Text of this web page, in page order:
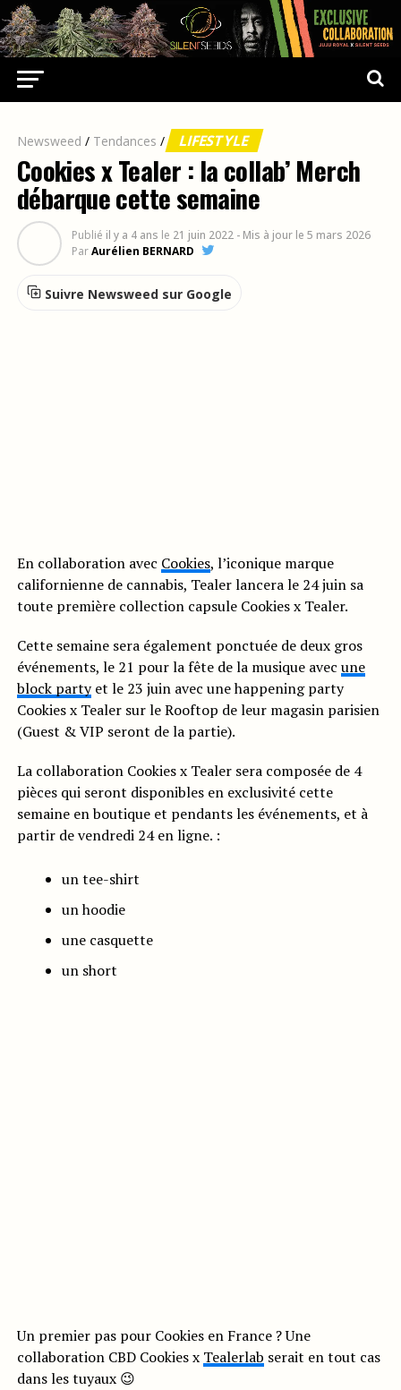
Newsweed / Tendances / LIFESTYLE
Cookies x Tealer : la collab’ Merch
débarque cette semaine
Publié il y a 4 ans le 21 juin 2022 - Mis à jour le 5 mars 2026
ParAurélien BERNARD
Suivre Newsweed sur Google
En collaboration avec Cookies, l’iconique marque
californienne de cannabis, Tealer lancera le 24 juin sa
toute première collection capsule Cookies x Tealer.
Cette semaine sera également ponctuée de deux gros
événements, le 21 pour la fête de la musique avec une
block partyet le 23 juin avec une happening party
Cookies x Tealer sur le Rooftop de leur magasin parisien
(Guest & VIP seront de la partie).
La collaboration Cookies x Tealer sera composée de 4
pièces qui seront disponibles en exclusivité cette
semaine en boutique et pendants les événements, et à
partir de vendredi 24 en ligne. :
un tee-shirt
un hoodie
une casquette
un short
Un premier pas pour Cookies en France ? Une
collaboration CBD Cookies x Tealerlab serait en tout cas
dans les tuyaux 😉